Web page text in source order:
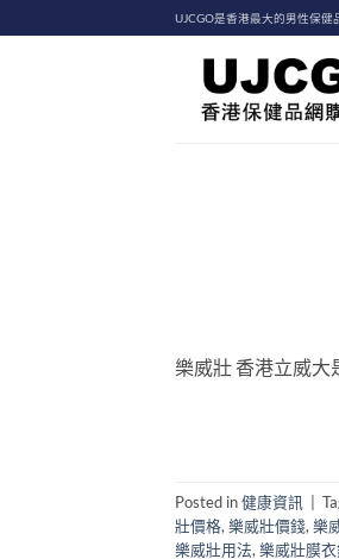
to
UJCGO是香港最大的男性保
樂威壯 香港立威
Posted in健康資訊
壯價格, 樂威壯價錢, 樂
樂威壯用法, 樂威壯膜衣